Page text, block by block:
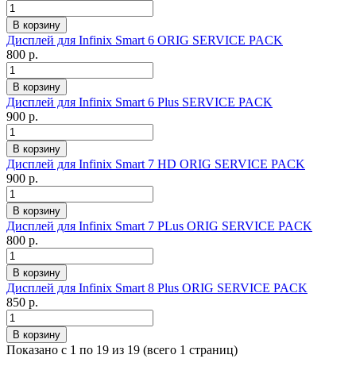
Дисплей для Infinix Smart 6 ORIG SERVICE PACK
800 р.
Дисплей для Infinix Smart 6 Plus SERVICE PACK
900 р.
Дисплей для Infinix Smart 7 HD ORIG SERVICE PACK
900 р.
Дисплей для Infinix Smart 7 PLus ORIG SERVICE PACK
800 р.
Дисплей для Infinix Smart 8 Plus ORIG SERVICE PACK
850 р.
Показано с 1 по 19 из 19 (всего 1 страниц)